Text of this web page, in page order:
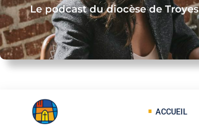
Le podcast du diocèse de Troyes
ACCUEIL